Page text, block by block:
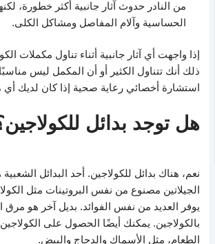
من النادر حدوث آثار جانبية أكثر خطورة،
الحساسية وآلام المفاصل ومشاكل الكلى.
إذا واجهت أي آثار جانبية أثناء تناول مكملات
ذلك أنك تتناول الكثير أو أن المكمل ليس
استشارة أخصائي رعاية صحية إذا كان لديك
هل توجد بدائل
نعم، هناك بدائل للكولاجين. أحد البدائل الشعبية
الجيلاتين مصنوع من نفس البروتينات مثل
يوفر العديد من نفس الفوائد. بديل آخر هو مرق
بالكولاجين. يمكنك أيضًا الحصول على
الطعام، مثل الأسماك والدجاج والبيض.